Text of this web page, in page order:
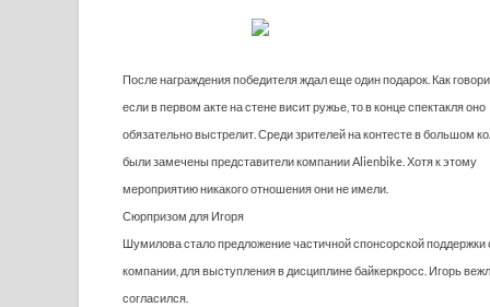
После награждения победителя ждал еще один подарок. Как
если в первом акте на стене висит ружье, то в конце спектакля оно
обязательно выстрелит. Среди зрителей на контесте в большом
были замечены представители компании Alienbike. Хотя к этому
мероприятию никакого отношения они не имели.
Сюрпризом для Игоря
Шумилова стало предложение частичной спонсорской поддержки
компании, для выступления в дисциплине байкеркросс. Игорь
согласился.